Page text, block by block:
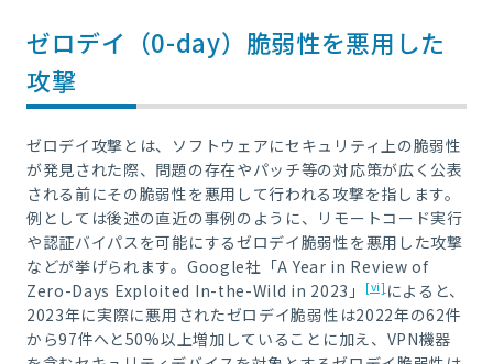
ゼロデイ（0-day）脆弱性を悪用した
攻撃
ゼロデイ攻撃とは、ソフトウェアにセキュリティ上の脆弱性
が発見された際、問題の存在やパッチ等の対応策が広く公表
される前にその脆弱性を悪用して行われる攻撃を指します。
例としては後述の直近の事例のように、リモートコード実行
や認証バイパスを可能にするゼロデイ脆弱性を悪用した攻撃
などが挙げられます。Google社「A Year in Review of
Zero-Days Exploited In-the-Wild in 2023」[vi]によると、
2023年に実際に悪用されたゼロデイ脆弱性は2022年の62件
から97件へと50%以上増加していることに加え、VPN機器